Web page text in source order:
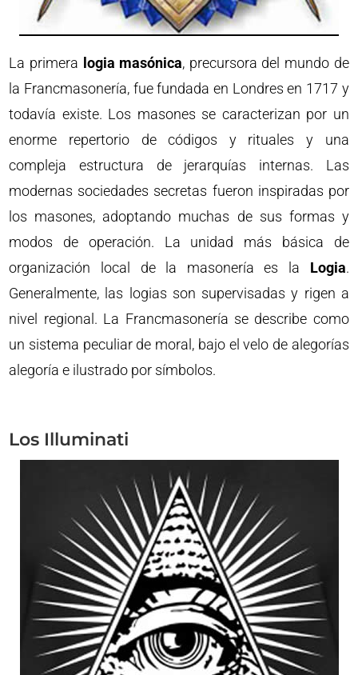
La primera logia masónica, precursora del mundo de
la Francmasonería, fue fundada en Londres en 1717 y
todavía existe. Los masones se caracterizan por un
enorme repertorio de códigos y rituales y una
compleja estructura de jerarquías internas. Las
modernas sociedades secretas fueron inspiradas por
los masones, adoptando muchas de sus formas y
modos de operación. La unidad más básica de
organización local de la masonería es la Logia.
Generalmente, las logias son supervisadas y rigen a
nivel regional. La Francmasonería se describe como
un sistema peculiar de moral, bajo el velo de alegorías
alegoría e ilustrado por símbolos.
Los Illuminati